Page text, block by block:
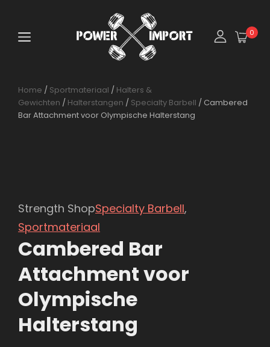
0
Home / Sportmateriaal / Halters &
Gewichten / Halterstangen / Specialty Barbell / Cambered
Bar Attachment voor Olympische Halterstang
Strength ShopSpecialty Barbell,
Sportmateriaal
Cambered Bar
Attachment voor
Olympische
Halterstang